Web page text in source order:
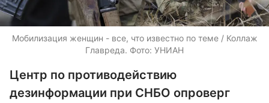
Мобилизация женщин - все, что известно по теме / Коллаж
Главреда. Фото: УНИАН
Центр по противодействию
дезинформации при СНБО опроверг